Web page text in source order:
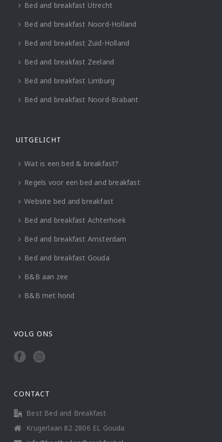
Bed and breakfast Utrecht
Bed and breakfast Noord-Holland
Bed and breakfast Zuid-Holland
Bed and breakfast Zeeland
Bed and breakfast Limburg
Bed and breakfast Noord-Brabant
UITGELICHT
Wat is een bed & breakfast?
Regels voor een bed and breakfast
Website bed and breakfast
Bed and breakfast Achterhoek
Bed and breakfast Amsterdam
Bed and breakfast Gouda
B&B aan zee
B&B met hond
VOLG ONS
CONTACT
Best Bed and Breakfast
Krugerlaan 82 2806 EL Gouda